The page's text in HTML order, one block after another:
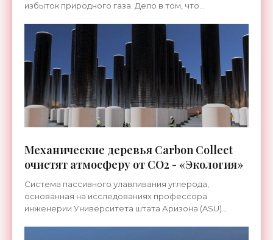
избыток природного газа. Дело в том, что
оказались не в
Механические деревья Carbon Collect
очистят атмосферу от CO2 - «Экология»
Система пассивного улавливания углерода,
основанная на исследованиях профессора
инженерии Университета штата Аризона (ASU)